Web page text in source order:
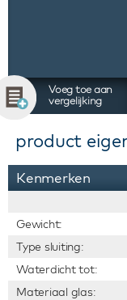
Voeg toe aan
vergelijking
product
Kenmerken
Gewicht:
Type sluiting:
Waterdicht tot:
Materiaal glas: